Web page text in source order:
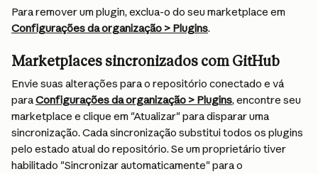
Para remover um plugin, exclua-o do seu marketplace em
Configurações da organização > Plugins.
Marketplaces sincronizados com GitHub
Envie suas alterações para o repositório conectado e vá
para Configurações da organização > Plugins, encontre seu
marketplace e clique em "Atualizar" para disparar uma
sincronização. Cada sincronização substitui todos os plugins
pelo estado atual do repositório. Se um proprietário tiver
habilitado "Sincronizar automaticamente" para o